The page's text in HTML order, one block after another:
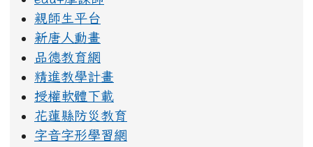
親師生平台
新唐人動畫
品德教育網
精進教學計畫
授權軟體下載
花蓮縣防災教育
字音字形學習網